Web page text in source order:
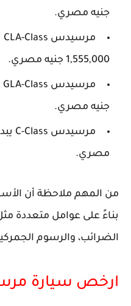
جنيه مصري.
1,555,000 جنيه مصري.
جنيه مصري.
مصري.
من المهم ملاحظة أن
بناءً على عوامل متعددة
الضرائب، والرسوم
ارخص سيارة